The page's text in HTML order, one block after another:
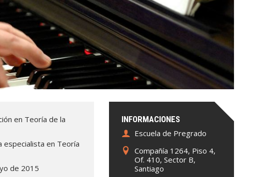
INFORMACIONES
Escuela de Pregrado
Compañía 1264, Piso 4,
Of. 410, Sector B,
Santiago
en Teoría de la
en Teoría
de 2015